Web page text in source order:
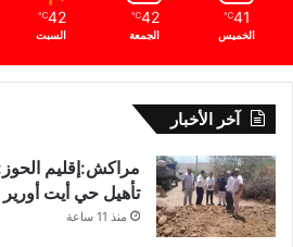
41
℃
الخميس
42
℃
الجمعة
42
℃
السبت
آخر الأخبار
مراكش:إقليم
تأهيل حي أيت
منذ 11 ساعة